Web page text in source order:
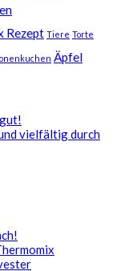
Rezept Tiere Torte
Äpfel
vielfältig durch